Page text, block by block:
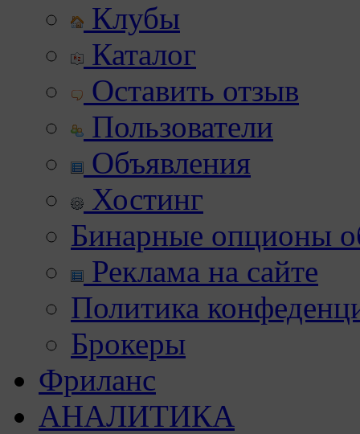
Клубы
Каталог
Оставить отзыв
Пользователи
Объявления
Хостинг
Бинарные опционы
Реклама на сайте
Политика
Брокеры
Фриланс
АНАЛИТИКА